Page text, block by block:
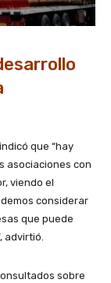
que “hay
asociaciones con
viendo el
considerar
que puede
advirtió.
sobre